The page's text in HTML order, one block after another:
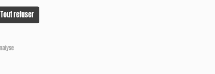
Tout refuser
Julie On aime la